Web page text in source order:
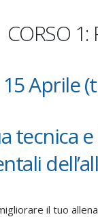
CORSO 1:
15 Aprile
tecnica
il tuo